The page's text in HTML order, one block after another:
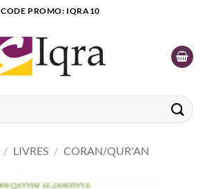
CODE PROMO: IQRA10
/ LIVRES / CORAN/QUR'AN